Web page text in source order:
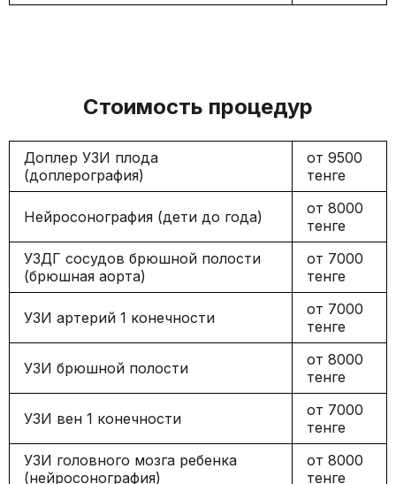
Стоимость процедур
Доплер УЗИ плода
(доплерография)
от 9500
тенге
Нейросонография (дети до года)
от 8000
тенге
УЗДГ сосудов брюшной полости
(брюшная аорта)
от 7000
тенге
УЗИ артерий 1 конечности
от 7000
тенге
УЗИ брюшной полости
от 8000
тенге
УЗИ вен 1 конечности
от 7000
тенге
УЗИ головного мозга ребенка
(нейросонография)
от 8000
тенге